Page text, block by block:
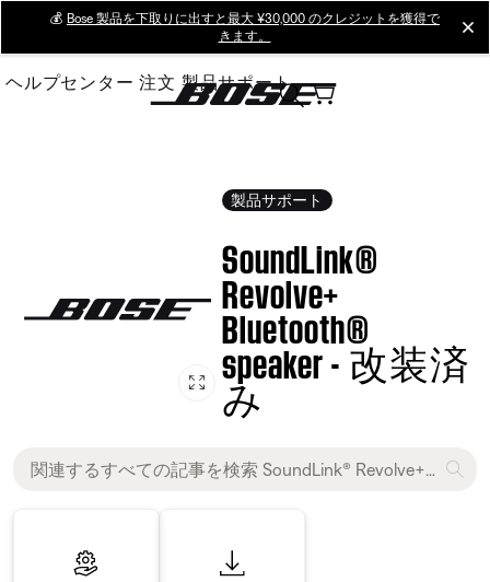
Main
💰 Bose 製品を下取りに出すと最大 ¥30,000 のクレジットを獲得で
きます。
ヘルプセンター 注文 製品サポート
製品サポート
SoundLink®
Revolve+
Bluetooth®
speaker - 改装済
み